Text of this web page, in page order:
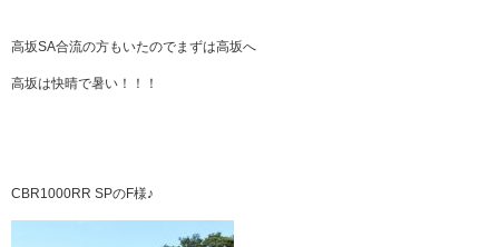
高坂SA合流の方もいたのでまずは高坂へ
高坂は快晴で暑い！！！
CBR1000RR SPのF様♪